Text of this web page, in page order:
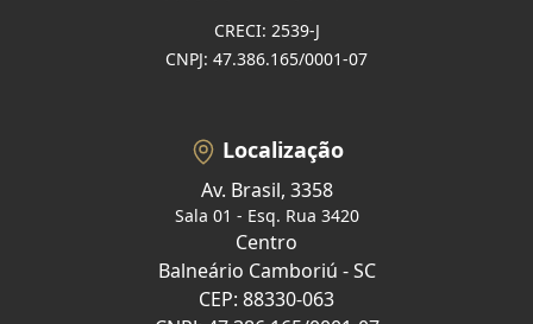
CRECI: 2539-J
CNPJ: 47.386.165/0001-07
Localização
Av. Brasil, 3358
Sala 01 - Esq. Rua 3420
Centro
Balneário Camboriú - SC
CEP: 88330-063